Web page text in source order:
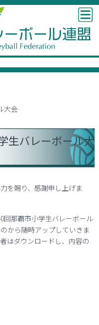
大会
生バレーボール大
を賜り、感謝申し上げま
回那覇市小学生バレーボール
から随時アップしていきま
はダウンロードし、内容の